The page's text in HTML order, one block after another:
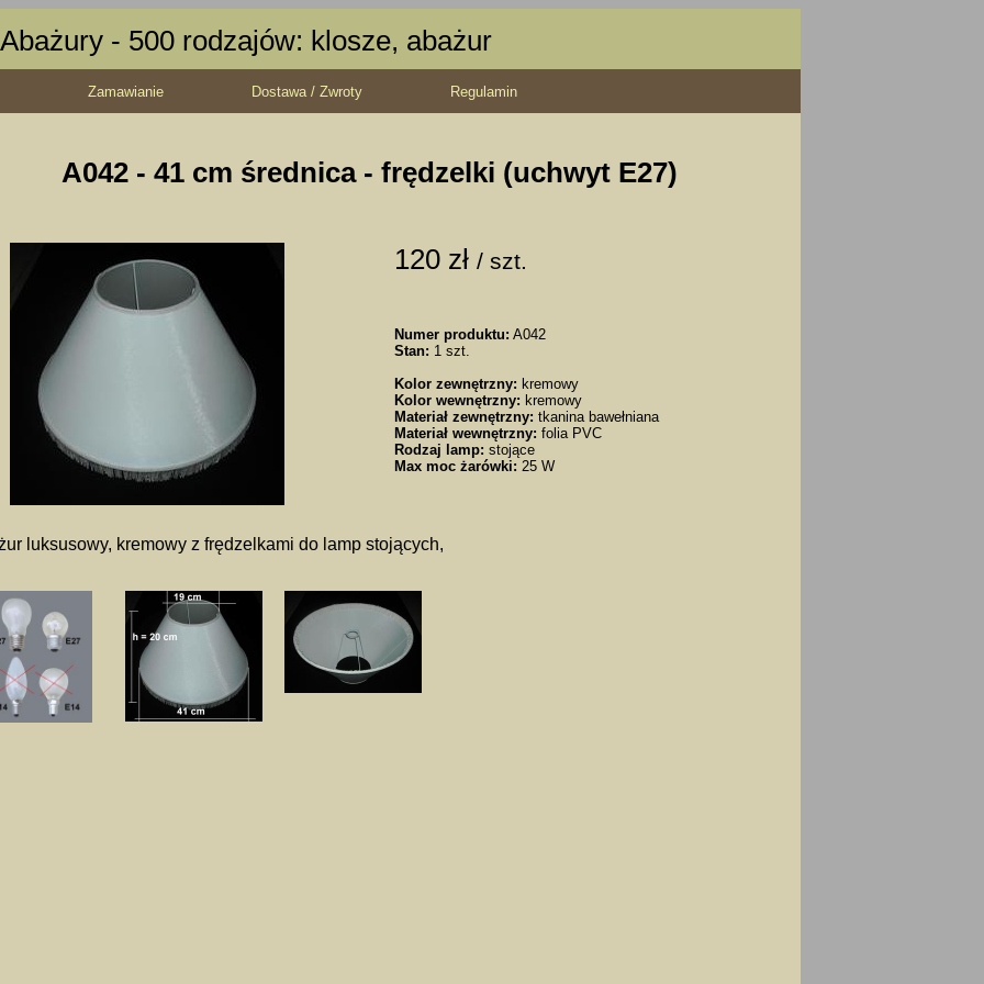
Abażury - 500 rodzajów: klosze, abażur
Zamawianie Dostawa / Zwroty Regulamin
A042 - 41 cm średnica - frędzelki (uchwyt E27)
120 zł / szt.
Numer produktu: A042
Stan: 1 szt.
Kolor zewnętrzny: kremowy
Kolor wewnętrzny: kremowy
Materiał zewnętrzny: tkanina bawełniana
Materiał wewnętrzny: folia PVC
Rodzaj lamp: stojące
Max moc żarówki: 25 W
luksusowy, kremowy z frędzelkami do lamp stojących,